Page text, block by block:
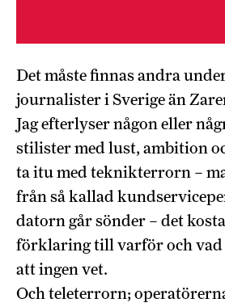
Det måste finnas andra
journalister i Sverige än
Jag efterlyser någon eller
stilister med lust, ambition
ta itu med teknikterrorn –
från så kallad
datorn går sönder – det
förklaring till varför och vad
att ingen vet.
Och teleterrorn;